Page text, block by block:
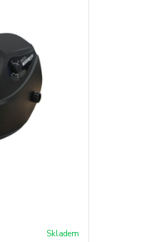
Skladem